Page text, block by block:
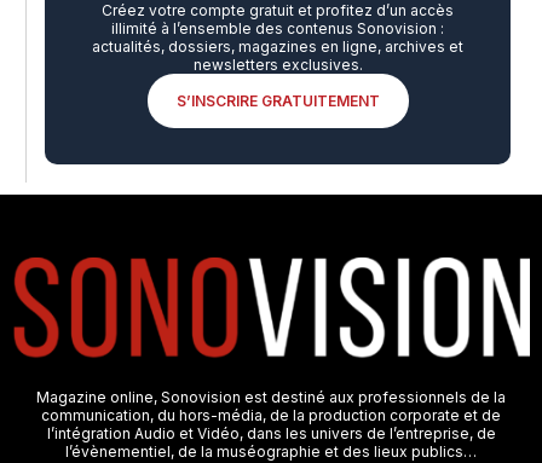
Créez votre compte gratuit et profitez d’un accès
illimité à l’ensemble des contenus Sonovision :
actualités, dossiers, magazines en ligne, archives et
newsletters exclusives.
S’INSCRIRE GRATUITEMENT
Magazine online, Sonovision est destiné aux professionnels de la
communication, du hors-média, de la production corporate et de
l’intégration Audio et Vidéo, dans les univers de l’entreprise, de
l’évènementiel, de la muséographie et des lieux publics…